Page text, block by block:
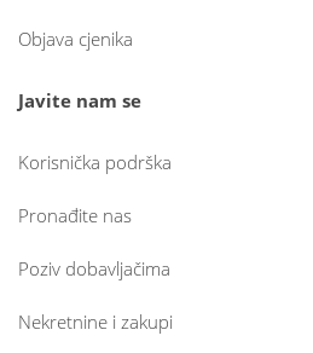
Objava cjenika
Javite nam se
Korisnička podrška
Pronađite nas
Poziv dobavljačima
Nekretnine i zakupi